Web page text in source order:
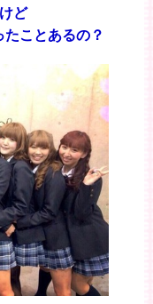
ど
たことあるの？